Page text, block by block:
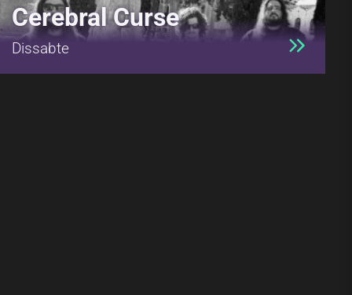
Cerebral Curse
Dissabte